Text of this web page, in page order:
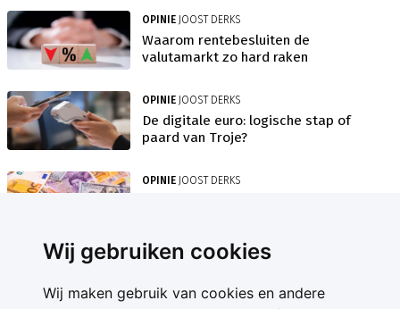
Wij gebruiken cookies
Wij maken gebruik van cookies en andere
OPINIE JOOST DERKS
Waarom rentebesluiten de
valutamarkt zo hard raken
OPINIE JOOST DERKS
De digitale euro: logische stap of
paard van Troje?
OPINIE JOOST DERKS